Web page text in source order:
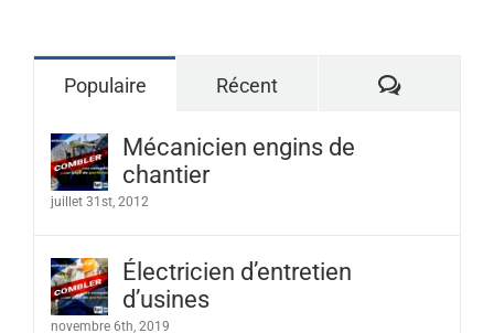
Populaire Récent
Mécanicien engins de
chantier
juillet 31st, 2012
Électricien d’entretien
d’usines
novembre 6th, 2019